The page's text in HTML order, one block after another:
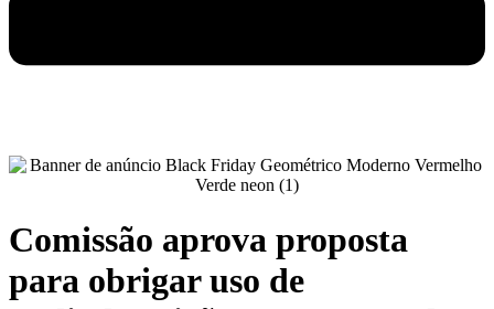
Comissão aprova proposta
para obrigar uso de